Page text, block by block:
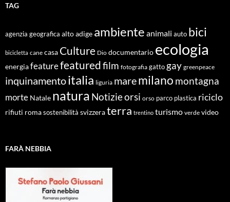
TAG
agenzia geografica alto adige ambiente animali auto bici
bicicletta cane casa Culture Dio documentario ecologia
energiafeaturefeaturedfilm fotografia gatto gay greenpeace
inquinamentoitalia liguria maremilano montagna
morte Natale natura Notizieorsi orso parco plastica riciclo
rifiuti roma sostenibilità svizzeraterra trentino turismo verde video
FARÀ NEBBIA